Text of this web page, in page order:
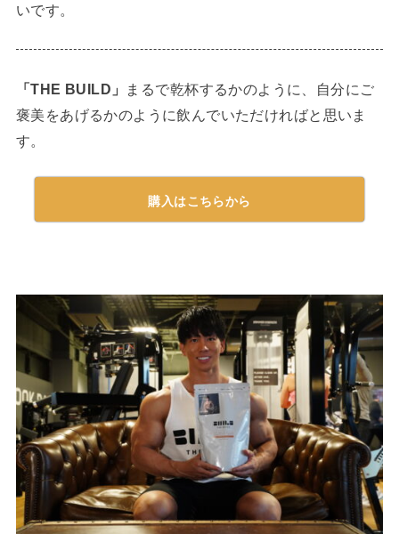
いです。
「THE BUILD」
まるで乾杯するかのように、自分にご
褒美をあげるかのように飲んでいただければと思いま
す。
購入はこちらから